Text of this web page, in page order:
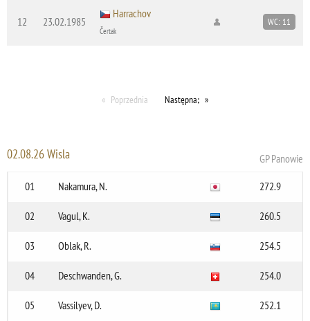
12 23.02.1985
Harrachov
Čertak
WC: 11
Poprzednia Następna;
02.08.26 Wisla
GP Panowie
01
Nakamura, N. 272.9
02 Vagul, K. 260.5
03 Oblak, R. 254.5
04 Deschwanden, G. 254.0
05 Vassilyev, D. 252.1